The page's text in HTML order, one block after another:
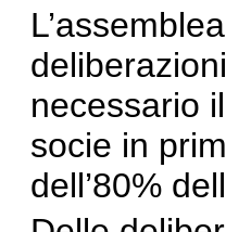
necessario
socie in
dell’80%